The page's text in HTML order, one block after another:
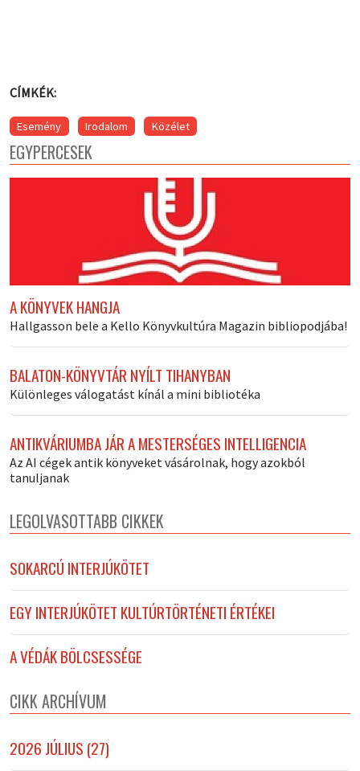
CÍMKÉK:
Esemény Irodalom Közélet
EGYPERCESEK
A KÖNYVEK HANGJA
Hallgasson bele a Kello Könyvkultúra Magazin bibliopodjába!
BALATON-KÖNYVTÁR NYÍLT TIHANYBAN
Különleges válogatást kínál a mini bibliotéka
ANTIKVÁRIUMBA JÁR A MESTERSÉGES INTELLIGENCIA
Az AI cégek antik könyveket vásárolnak, hogy azokból
tanuljanak
LEGOLVASOTTABB CIKKEK
SOKARCÚ INTERJÚKÖTET
EGY INTERJÚKÖTET KULTÚRTÖRTÉNETI ÉRTÉKEI
A VÉDÁK BÖLCSESSÉGE
CIKK ARCHÍVUM
2026 JÚLIUS (27)